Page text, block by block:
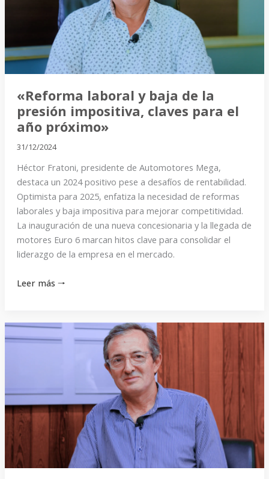
«Reforma laboral y baja de la
presión impositiva, claves para el
año próximo»
31/12/2024
Héctor Fratoni, presidente de Automotores Mega,
destaca un 2024 positivo pese a desafíos de rentabilidad.
Optimista para 2025, enfatiza la necesidad de reformas
laborales y baja impositiva para mejorar competitividad.
La inauguración de una nueva concesionaria y la llegada de
motores Euro 6 marcan hitos clave para consolidar el
liderazgo de la empresa en el mercado.
impositiva,
claves
para
el
año
próximo»
Leer más 🠒
«Logramos
mantener
de
nuestros
clientes
con
el
cambio